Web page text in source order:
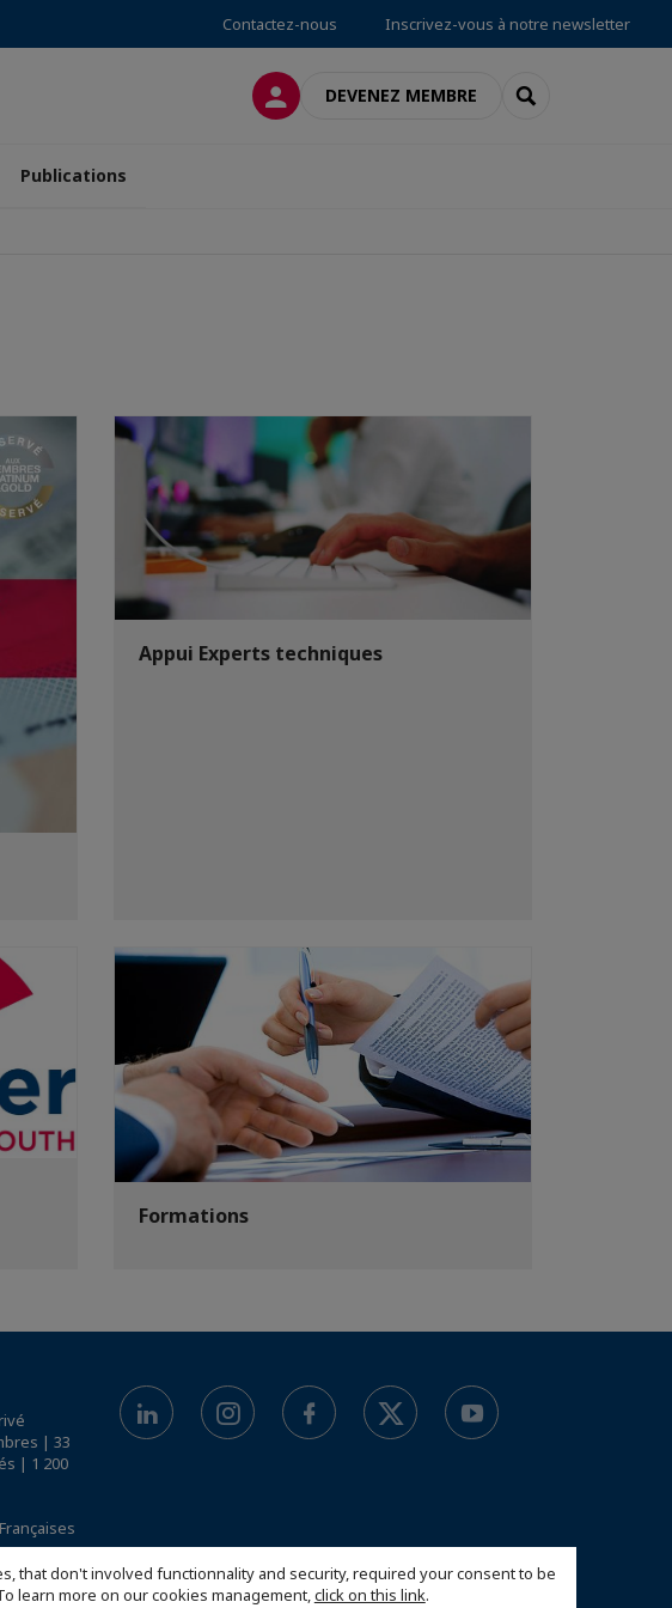
that don't involved functionnality and security, required your consent to be
learn more on our cookies management,click on this link.
Contactez-nous Inscrivez-vous à notre newsletter
CONNEXIONDEVENEZ MEMBRE RECHERCHER
Publications
Appui Experts techniques
Formations
| 33
| 1 200